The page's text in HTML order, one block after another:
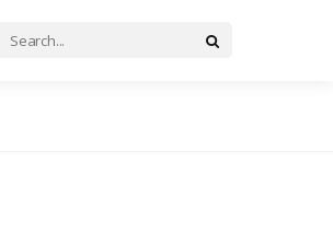
Search
for: